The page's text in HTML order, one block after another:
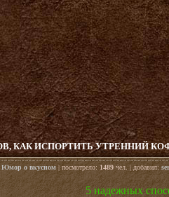
КАК ИСПОРТИТЬ УТРЕННИЙ
Юмор о вкусном | посмотрело:1489чел. | добавил:
5 надежных